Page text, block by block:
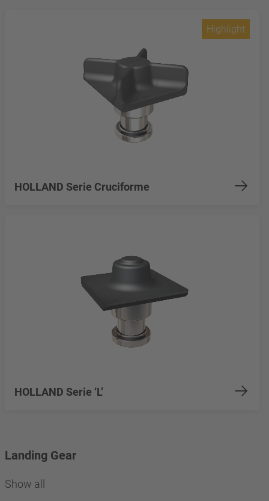
HOLLAND Serie Cruciforme
Highlight
HOLLAND Serie ‘L’
Landing Gear
Show all